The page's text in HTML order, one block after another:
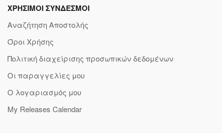
ΧΡΗΣΙΜΟΙ ΣΥΝΔΕΣΜΟΙ
Αναζήτηση Αποστολής
Όροι Χρήσης
Πολιτική διαχείρισης προσωπικών δεδομένων
Οι παραγγελίες μου
Ο λογαριασμός μου
My Releases Calendar